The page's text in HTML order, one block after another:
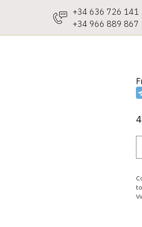
+34 636 726 141
+34 966 889 867